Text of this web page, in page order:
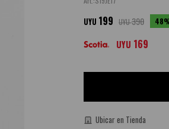
UYU 199 UYU390 48
UYU 169
Ubicar en Tienda